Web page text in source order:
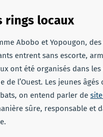
rings locaux
Abobo et Yopougon,
entrent sans escorte,
ont été organisés dans
l’Ouest. Les jeunes
on entend parler de
sûre, responsable et